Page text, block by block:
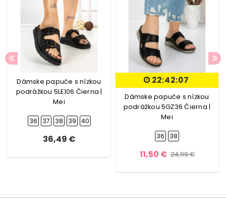
Dámske papuče s nízkou
podrážkou 5LE106 Čierna |
Mei
36 37 38 39 40
36,49 €
22:42:06
Dámske papuče s nízkou
podrážkou 5GZ36 Čierna |
Mei
36 38
11,50 € 24,99 €